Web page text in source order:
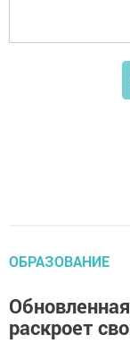
ОБРАЗОВАНИЕ
раскроет